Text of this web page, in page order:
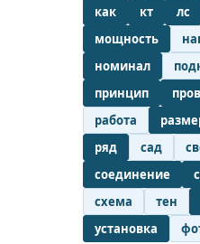
как
кт лс
мощность
номинал
принцип
работа
ряд
сад
соединение
схема
тен
установка